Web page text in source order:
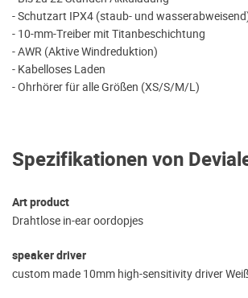
Spezifikationen von
Art product
Drahtlose in-ear oordopjes
speaker driver
custom made 10mm high-sensitivity driver
- Schutzart IPX4 (staub- und
- 10-mm-Treiber mit Titanbeschichtung
- AWR (Aktive Windreduktion)
- Kabelloses Laden
- Ohrhörer für alle Größen (XS/S/M/L)